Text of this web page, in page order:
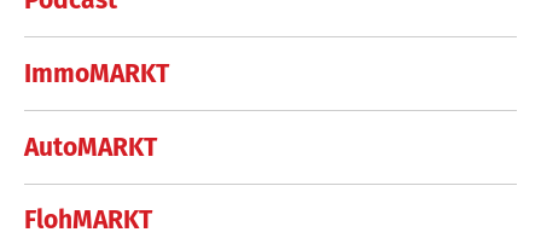
ImmoMARKT
AutoMARKT
FlohMARKT